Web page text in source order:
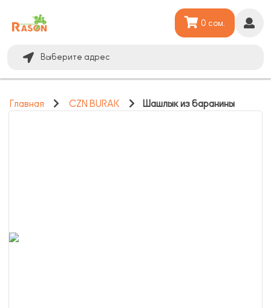
Выберите адрес
0 сом.
Главная CZN BURAK Шашлык из баранины